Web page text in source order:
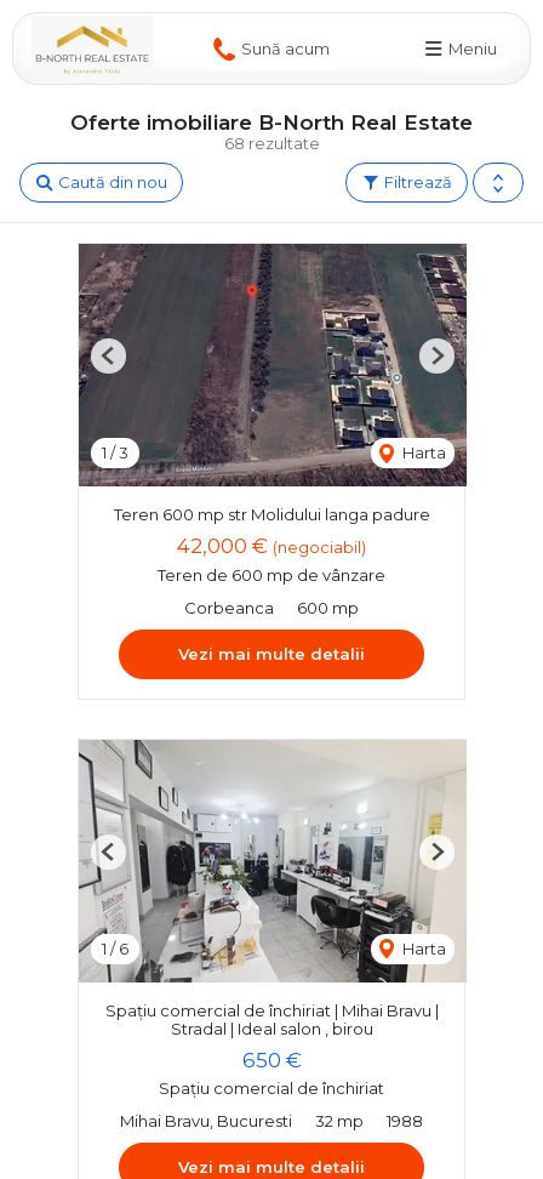
Sună acum Meniu
68 rezultate
Oferte imobiliare B-North Real Estate
Filtrează
Caută din nou
1 /3 Harta
Previous Next
Teren 600 mp str Molidului langa padure
42,000 € (negociabil)
Teren de 600 mp de vânzare
Corbeanca
600 mp
Vezi mai multe detalii
1 /6 Harta
Previous Next
Spațiu comercial de închiriat | Mihai Bravu |
Stradal | Ideal salon , birou
650 €
Spațiu comercial de închiriat
Mihai Bravu, Bucuresti
32 mp 1988
Vezi mai multe detalii